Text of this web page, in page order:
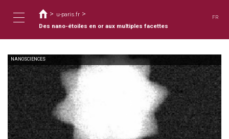
main
Toggle
navigation
are
here
> u-paris.fr >
Des nano-étoiles en or aux multiples facettes
FR
NANOSCIENCES